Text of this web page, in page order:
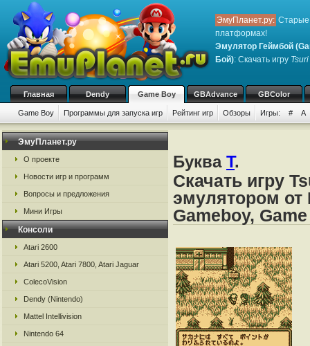
ЭмуПланет.ру: Старые
платформах!
Эмулятор Геймбой
Бой): Скачать игру
Главная Dendy Game Boy GBAdvance GBColor
Game Boy Программы для запуска игр Рейтинг игр Обзоры Игры: # A
ЭмуПланет.ру
О проекте
Новости игр и программ
Вопросы и предложения
Мини Игры
Консоли
Atari 2600
Atari 5200, Atari 7800, Atari Jaguar
ColecoVision
Dendy (Nintendo)
Mattel Intellivision
Nintendo 64
Буква T.
Скачать игру
эмулятором от
Gameboy,